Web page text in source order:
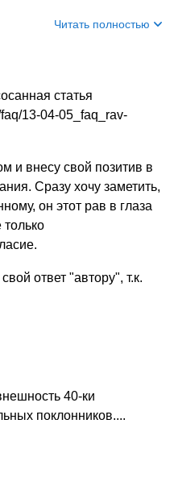
Читать полностью
статья
13-04-05_faq_rav-
и внесу свой позитив в
Сразу хочу заметить,
он этот рав в глаза
ответ "автору", т.к.
40-ки
поклонников....